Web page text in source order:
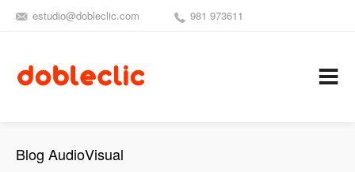
estudio@dobleclic.com 981 973611
Blog AudioVisual